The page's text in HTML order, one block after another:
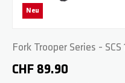
Neu
Fork Trooper Series -
CHF 89.90